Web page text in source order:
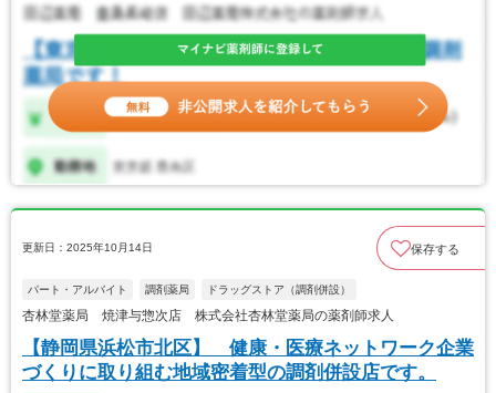
更新日：2025年10月14日 保存する
パート・アルバイト 調剤薬局 ドラッグストア（調剤併設）
杏林堂薬局 焼津与惣次店 株式会社杏林堂薬局の薬剤師求人
【静岡県浜松市北区】 健康・医療ネットワーク企業
づくりに取り組む地域密着型の調剤併設店です。